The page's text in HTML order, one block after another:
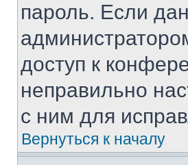
пароль. Если
доступ к
неправильно
с ним для
Вернуться к началу